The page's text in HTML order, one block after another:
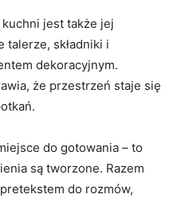
jest także jej
talerze, składniki i
dekoracyjnym.
że przestrzeń staje się
do gotowania – to
są tworzone. Razem
do rozmów,